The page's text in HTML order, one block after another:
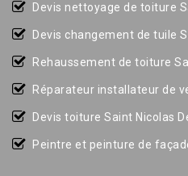
Devis nettoyage de toiture
Devis changement de tuile
Rehaussement de toiture
Réparateur installateur de
Devis toiture Saint Nicolas
Peintre et peinture de